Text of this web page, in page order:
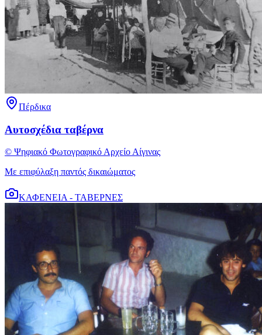
Πέρδικα
Αυτοσχέδια ταβέρνα
© Ψηφιακό Φωτογραφικό Αρχείο Αίγινας
Με επιφύλαξη παντός δικαιώματος
ΚΑΦΕΝΕΙΑ - ΤΑΒΕΡΝΕΣ